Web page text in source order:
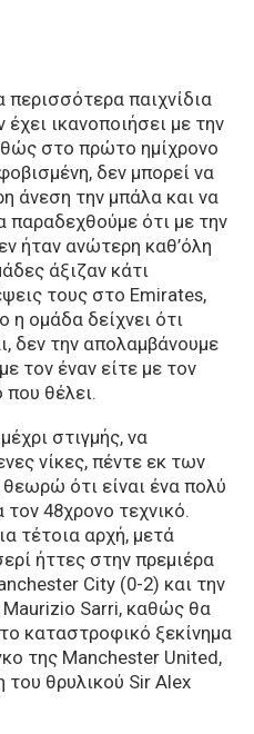
παιχνίδια
ικανοποιήσει με την
στο πρώτο ημίχρονο
δεν μπορεί να
άνεση την μπάλα και να
παραδεχθούμε ότι με την
ήταν ανώτερη καθ’όλη
άξιζαν κάτι
τους στο Emirates,
ομάδα δείχνει ότι
δεν την απολαμβάνουμε
τον έναν είτε με τον
που θέλει.
στιγμής, να
νίκες, πέντε εκ των
ότι είναι ένα πολύ
48χρονο τεχνικό.
τέτοια αρχή, μετά
ήττες στην πρεμιέρα
City (0-2) και την
Maurizio Sarri, καθώς θα
καταστροφικό ξεκίνημα
της Manchester United,
θρυλικού Sir Alex